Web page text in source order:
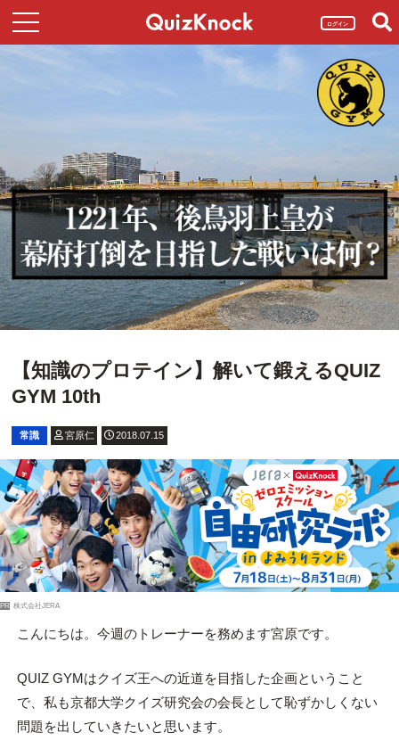
ログイン
【知識のプロテイン】解いて鍛えるQUIZ
GYM 10th
常識 宮原仁 2018.07.15
PR 株式会社JERA
こんにちは。今週のトレーナーを務めます宮原です。
QUIZ GYMはクイズ王への近道を目指した企画ということ
で、私も京都大学クイズ研究会の会長として恥ずかしくない
問題を出していきたいと思います。